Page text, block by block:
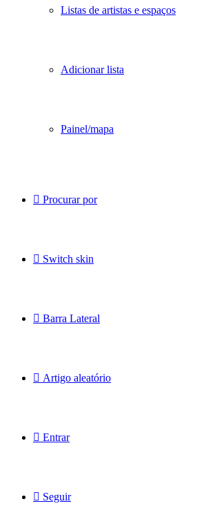
Listas de artistas e espaços
Adicionar lista
Painel/mapa
Procurar por
Switch skin
Barra Lateral
Artigo aleatório
Entrar
Seguir